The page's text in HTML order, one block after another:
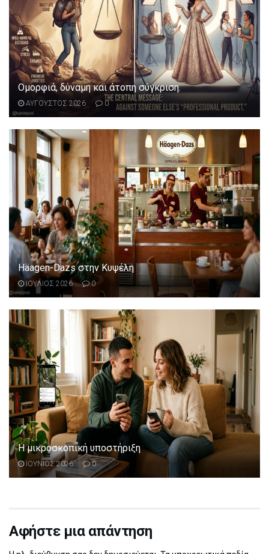
Ομορφιά, δύναμη και άτοπη σύγκριση.
ΑΥΓΟΥΣΤΟΣ 2026 0
Häagen-Dazs στην Κυψέλη
ΙΟΥΛΙΟΣ 2026 0
Η μικροσκοπική υποστήριξη
ΙΟΥΝΙΟΣ 2026 0
Αφήστε μια απάντηση